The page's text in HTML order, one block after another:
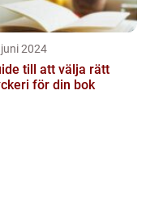
2024
till att välja rätt
för din bok